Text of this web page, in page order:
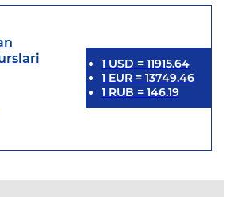
1 USD = 11915.64
1 EUR= 13749.46
1 RUB = 146.19